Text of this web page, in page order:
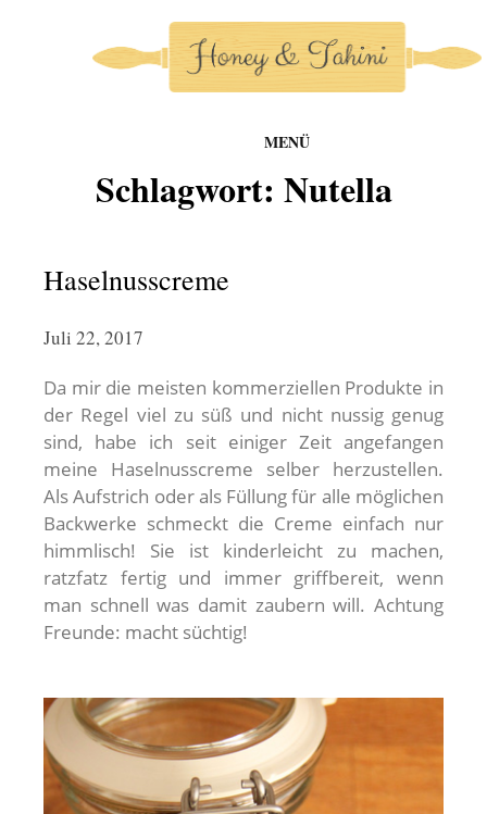
MENÜ
honey-and-tahini
Schlagwort: Nutella
Haselnusscreme
Juli 22, 2017
Da mir die meisten kommerziellen Produkte in
der Regel viel zu süß und nicht nussig genug
sind, habe ich seit einiger Zeit angefangen
meine Haselnusscreme selber herzustellen.
Als Aufstrich oder als Füllung für alle möglichen
Backwerke schmeckt die Creme einfach nur
himmlisch! Sie ist kinderleicht zu machen,
ratzfatz fertig und immer griffbereit, wenn
man schnell was damit zaubern will. Achtung
Freunde: macht süchtig!